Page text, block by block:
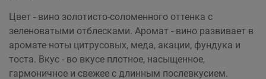
Цвет - вино золотисто-соломенного оттенка с
зеленоватыми отблесками. Аромат - вино развивает в
аромате ноты цитрусовых, меда, акации, фундука и
тоста. Вкус - во вкусе плотное, насыщенное,
гармоничное и свежее с длинным послевкусием.